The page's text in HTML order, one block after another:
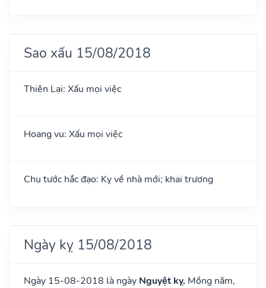
Sao xấu 15/08/2018
Thiên Lại: Xấu mọi việc
Hoang vu: Xấu mọi việc
Chu tước hắc đạo: Kỵ về nhà mới; khai trương
Ngày kỵ 15/08/2018
Ngày 15-08-2018 là ngày Nguyệt kỵ. Mồng năm,